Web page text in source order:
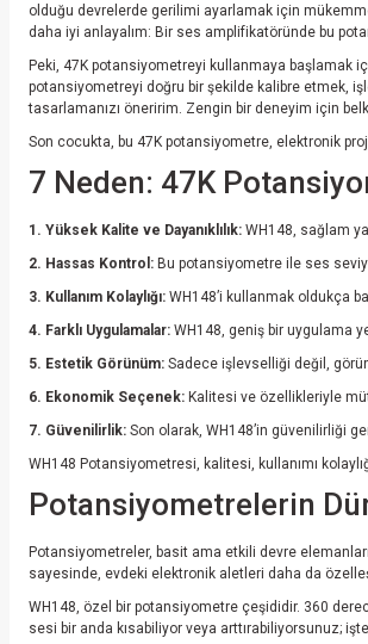
olduğu devrelerde gerilimi ayarlamak için
daha iyi anlayalım: Bir ses amplifikatöründe bu
Peki, 47K potansiyometreyi kullanmaya başlamak
potansiyometreyi doğru bir şekilde kalibre etmek,
tasarlamanızı öneririm. Zengin bir deneyim için
Son cocukta, bu 47K potansiyometre, elektronik
7 Neden: 47K
1. Yüksek Kalite ve Dayanıklılık: WH148, sağlam
2. Hassas Kontrol: Bu potansiyometre ile ses
3. Kullanım Kolaylığı: WH148’i kullanmak oldukça
4. Farklı Uygulamalar: WH148, geniş bir uygulama
5. Estetik Görünüm: Sadece işlevselliği değil,
6. Ekonomik Seçenek: Kalitesi ve özellikleriyle
7. Güvenilirlik: Son olarak, WH148’in güvenilirliği
WH148 Potansiyometresi, kalitesi, kullanımı
Potansiyometrelerin
Potansiyometreler, basit ama etkili devre
sayesinde, evdeki elektronik aletleri daha da
WH148, özel bir potansiyometre çeşididir. 360
sesi bir anda kısabiliyor veya arttırabiliyorsunuz;